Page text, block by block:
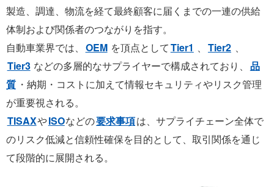
製造、調達、物流を経て最終顧客に届くまでの一連の供給
体制および関係者のつながりを指す。
自動車業界では、 OEM を頂点としてTier1 、 Tier2 、
Tier3 などの多層的なサプライヤーで構成されており、 品
質 ・納期・コストに加えて情報セキュリティやリスク管理
が重要視される。
TISAXやISOなどの要求事項は、サプライチェーン全体で
のリスク低減と信頼性確保を目的として、取引関係を通じ
て段階的に展開される。